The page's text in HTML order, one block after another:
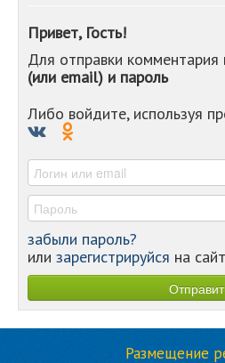
Привет, Гость!
Для отправки
(или email) и пароль
Либо войдите, используя
забыли пароль?
или зарегистрируйся на
Размещение